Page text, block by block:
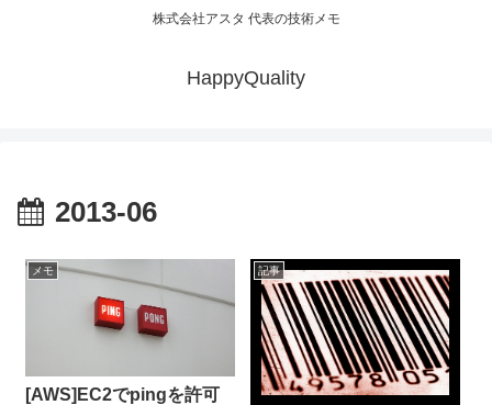
株式会社アスタ 代表の技術メモ
HappyQuality
2013-06
メモ
[AWS]EC2でpingを許可
記事